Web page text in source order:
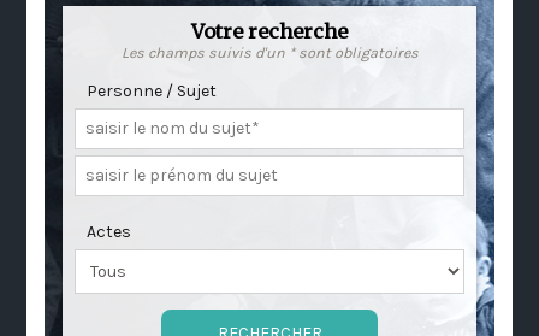
Votre recherche
Les champs suivis d'un * sont obligatoires
Personne / Sujet
Actes